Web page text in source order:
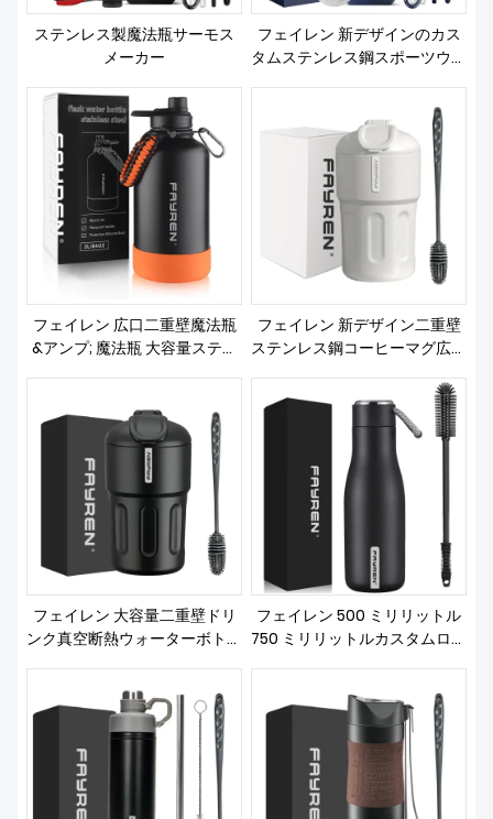
ステンレス製魔法瓶サーモス
メーカー
フェイレン 新デザインのカス
タムステンレス鋼スポーツウォ
空断熱魔法瓶ストロー蓋付き
フェイレン 広口二重壁魔法瓶
&アンプ; 魔法瓶 大容量ステン
ードハンドル付き旅行用
フェイレン 新デザイン二重壁
ステンレス鋼コーヒーマグ広口
法瓶
フェイレン 大容量二重壁ドリ
ンク真空断熱ウォーターボトル
レス鋼コーヒーマグ魔法瓶
フェイレン 500 ミリリットル
750 ミリリットルカスタムロゴ
重壁魔法瓶魔法瓶